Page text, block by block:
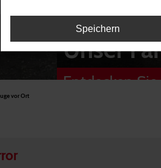
Unser
Entdecken
vor Ort
Speichern